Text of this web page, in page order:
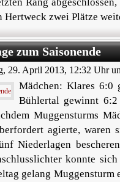
Hertweck zwei Plätze
zum Saisonende
29. April 2013, 12:32 Uhr
Mädchen: Klares 6:0
Bühlertal gewinnt
Muggensturms
agierte, waren
Niederlagen
konnte sich
gelang Muggensturm